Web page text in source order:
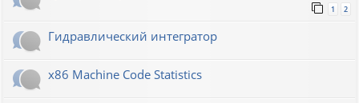
1 2
Гидравлический интегратор
x86 Machine Code Statistics